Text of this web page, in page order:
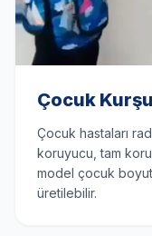
Çocuk
Çocuk hastaları
koruyucu, tam
model çocuk
üretilebilir.